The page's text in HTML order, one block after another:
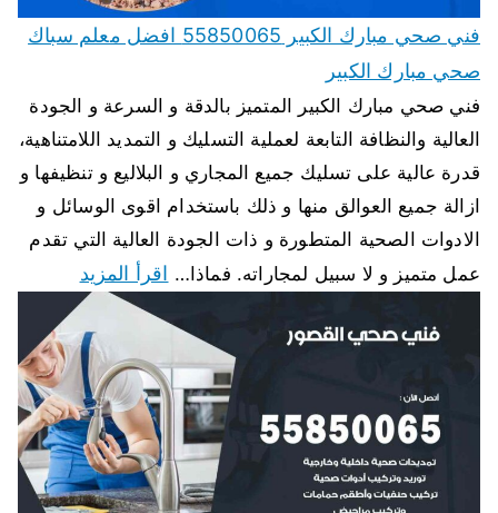
فني صحي مبارك الكبير 55850065 افضل معلم سباك
صحي مبارك الكبير
فني صحي مبارك الكبير المتميز بالدقة و السرعة و الجودة
العالية والنظافة التابعة لعملية التسليك و التمديد اللامتناهية،
قدرة عالية على تسليك جميع المجاري و البلاليع و تنظيفها و
ازالة جميع العوالق منها و ذلك باستخدام اقوى الوسائل و
الادوات الصحية المتطورة و ذات الجودة العالية التي تقدم
عمل متميز و لا سبيل لمجاراته. فماذا… اقرأ المزيد